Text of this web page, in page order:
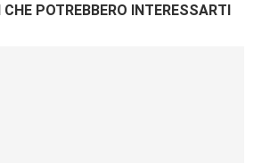
POTREBBERO INTERESSARTI